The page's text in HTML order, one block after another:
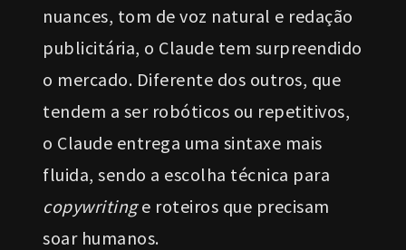
nuances, tom de voz natural e redação
publicitária, o Claude tem surpreendido
o mercado. Diferente dos outros, que
tendem a ser robóticos ou repetitivos,
o Claude entrega uma sintaxe mais
fluida, sendo a escolha técnica para
copywritinge roteiros que precisam
soar humanos.